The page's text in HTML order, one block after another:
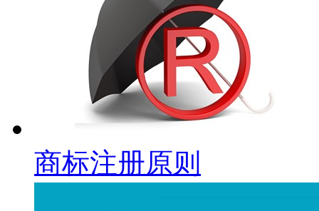
商标注册原则